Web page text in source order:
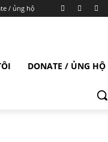
/ ủng hộ
DONATE / ỦNG HỘ